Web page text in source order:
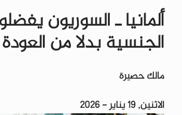
ألمانيا ـ السوريون
الجنسية بدلا من
مالك حصيرة
الاثنين, 19 يناير - 2026